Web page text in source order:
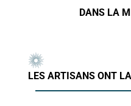
DANS LA
LES ARTISANS ONT